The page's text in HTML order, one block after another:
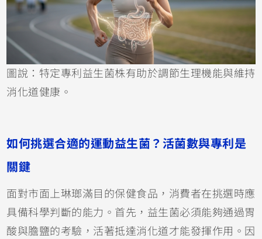
圖說：特定專利益生菌株有助於調節生理機能與維持
消化道健康。
如何挑選合適的運動益生菌？活菌數與專利是
關鍵
面對市面上琳瑯滿目的保健食品，消費者在挑選時應
具備科學判斷的能力。首先，益生菌必須能夠通過胃
酸與膽鹽的考驗，活著抵達消化道才能發揮作用。因